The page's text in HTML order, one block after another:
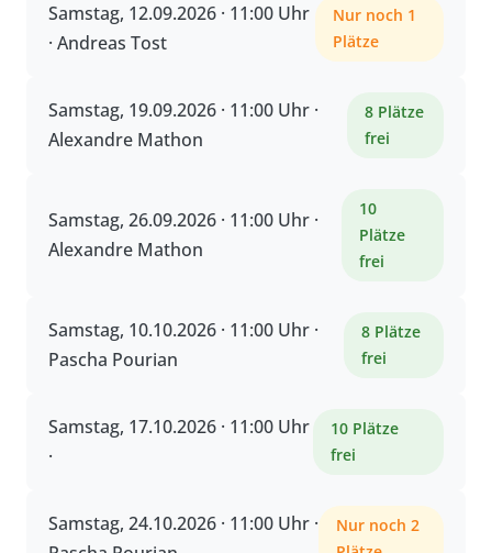
Samstag, 12.09.2026 · 11:00 Uhr
· Andreas Tost
Nur noch 1
Plätze
Samstag, 19.09.2026 · 11:00 Uhr ·
Alexandre Mathon
8 Plätze
frei
Samstag, 26.09.2026 · 11:00 Uhr ·
Alexandre Mathon
10
Plätze
frei
Samstag, 10.10.2026 · 11:00 Uhr ·
Pascha Pourian
8 Plätze
frei
Samstag, 17.10.2026 · 11:00 Uhr
·
10 Plätze
frei
Samstag, 24.10.2026 · 11:00 Uhr ·
Nur noch 2